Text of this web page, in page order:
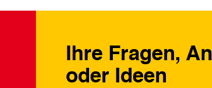
Ihre Fragen,
oder Ideen